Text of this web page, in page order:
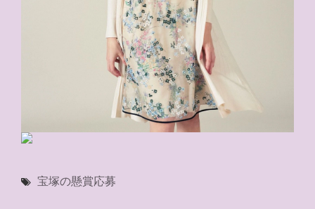
宝塚の懸賞応募